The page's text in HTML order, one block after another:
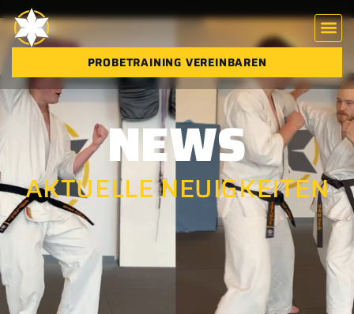
PROBETRAINING VEREINBAREN
NEWS
AKTUELLE NEUIGKEITEN